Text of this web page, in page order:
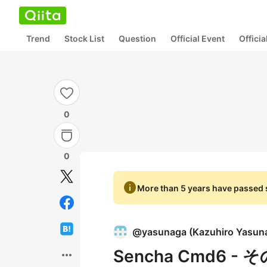
Trend Stock List Question Official Event
0
0
more_horiz
infoMore than 5 years have
@yasunaga (Kazuhiro
Sencha Cmd6 - そ